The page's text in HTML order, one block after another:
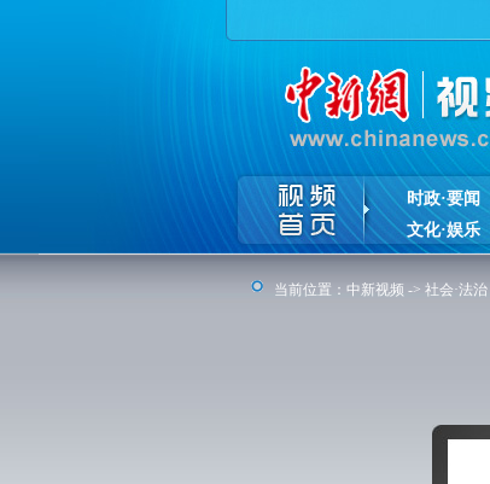
时政·要闻
文化·娱乐
当前位置： 中新视频 -> 社会·法治